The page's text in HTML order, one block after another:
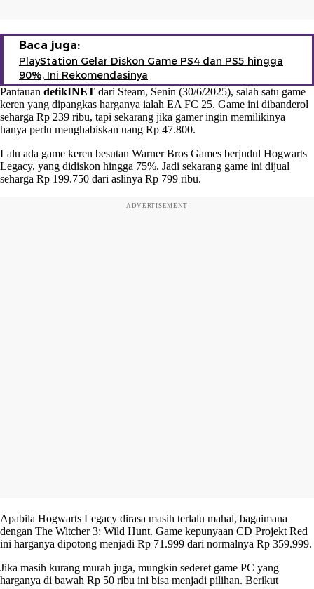
Baca juga:
PlayStation Gelar Diskon Game PS4 dan PS5 hingga
90%, Ini Rekomendasinya
Pantauan detikINET dari Steam, Senin (30/6/2025), salah satu game
keren yang dipangkas harganya ialah EA FC 25. Game ini dibanderol
seharga Rp 239 ribu, tapi sekarang jika gamer ingin memilikinya
hanya perlu menghabiskan uang Rp 47.800.
Lalu ada game keren besutan Warner Bros Games berjudul Hogwarts
Legacy, yang didiskon hingga 75%. Jadi sekarang game ini dijual
seharga Rp 199.750 dari aslinya Rp 799 ribu.
ADVERTISEMENT
Apabila Hogwarts Legacy dirasa masih terlalu mahal, bagaimana
dengan The Witcher 3: Wild Hunt. Game kepunyaan CD Projekt Red
ini harganya dipotong menjadi Rp 71.999 dari normalnya Rp 359.999.
Jika masih kurang murah juga, mungkin sederet game PC yang
harganya di bawah Rp 50 ribu ini bisa menjadi pilihan. Berikut